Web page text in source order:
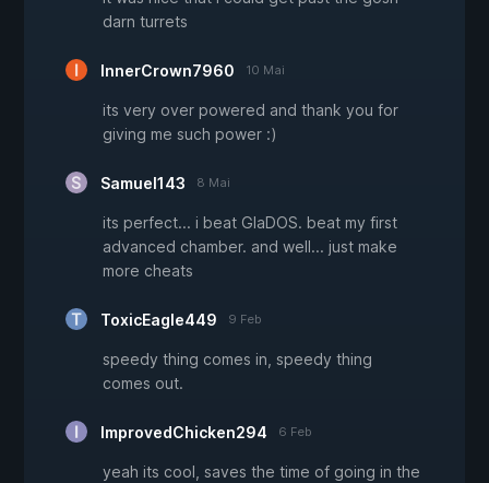
darn turrets
InnerCrown7960 10 Mai
its very over powered and thank you for
giving me such power :)
Samuel143 8 Mai
its perfect... i beat GlaDOS. beat my first
advanced chamber. and well... just make
more cheats
ToxicEagle449 9 Feb
speedy thing comes in, speedy thing
comes out.
ImprovedChicken294 6 Feb
yeah its cool, saves the time of going in the